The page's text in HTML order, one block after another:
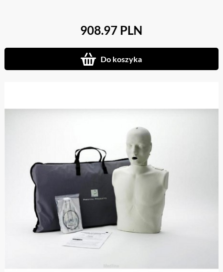
908.97 PLN
Do koszyka